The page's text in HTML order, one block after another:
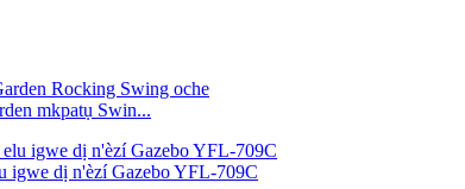
mkpatụ Swin...
igwe dị n'èzí Gazebo YFL-709C